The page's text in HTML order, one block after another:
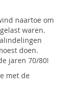
naartoe om
waren.
doen.
jaren 70/80!
met de